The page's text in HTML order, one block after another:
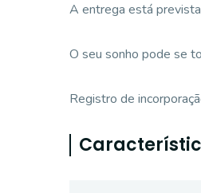
A entrega está
O seu sonho pode se
Registro de